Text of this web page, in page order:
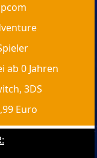
ab 0 Jahren
3DS
Euro